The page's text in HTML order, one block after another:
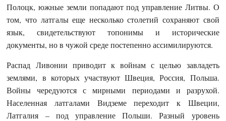
Полоцк, южные земли попадают под управление Литвы. О
том, что латгалы еще несколько столетий сохраняют свой
язык, свидетельствуют топонимы и исторические
документы, но в чужой среде постепенно ассимилируются.
Распад Ливонии приводит к войнам с целью завладеть
землями, в которых участвуют Швеция, Россия, Польша.
Войны чередуются с мирными периодами и разрухой.
Населенная латгалами Видземе переходит к Швеции,
Латгалия – под управление Польши. Разный уровень